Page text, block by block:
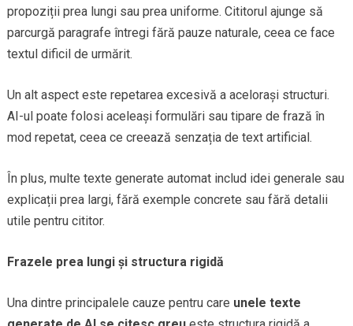
propoziții prea lungi sau prea uniforme. Cititorul ajunge să
parcurgă paragrafe întregi fără pauze naturale, ceea ce face
textul dificil de urmărit.
Un alt aspect este repetarea excesivă a acelorași structuri.
AI-ul poate folosi aceleași formulări sau tipare de frază în
mod repetat, ceea ce creează senzația de text artificial.
În plus, multe texte generate automat includ idei generale sau
explicații prea largi, fără exemple concrete sau fără detalii
utile pentru cititor.
Frazele prea lungi și structura rigidă
Una dintre principalele cauze pentru care unele texte